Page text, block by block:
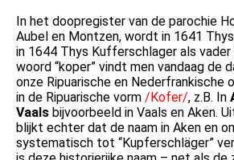
In het doopregister van de parochie
Aubel en Montzen, wordt in 1641
in 1644 Thys Kufferschlager als
woord “koper” vindt men vandaag de
onze Ripuarische en Nederfrankische
in de Ripuarische vorm /Kofer/, z.B. In
Vaals bijvoorbeeld in Vaals en Aken.
blijkt echter dat de naam in Aken en
systematisch tot “Kupferschläger”